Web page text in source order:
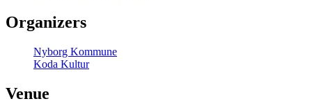
Organizers
Nyborg Kommune
Koda Kultur
Venue